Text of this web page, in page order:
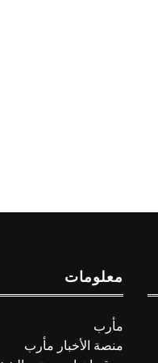
معلومات
مأرب
منصة الأخبار مأرب